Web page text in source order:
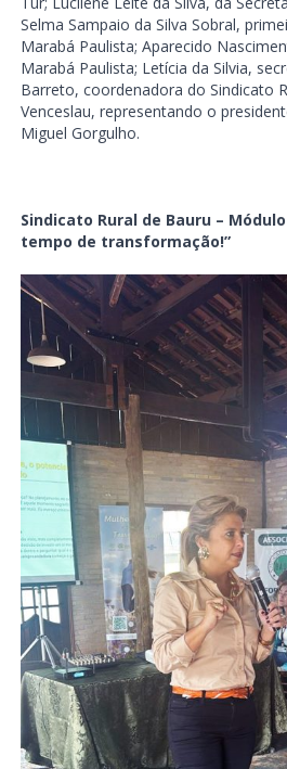
Selma Sampaio da Silva Sobral,
Marabá Paulista; Aparecido
Marabá Paulista; Letícia da Silvia,
Barreto, coordenadora do Sindicato
Venceslau, representando o
Miguel Gorgulho.
Sindicato Rural de Bauru –
tempo de transformação!”